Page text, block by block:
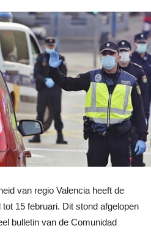
van regio Valencia heeft de
15 februari. Dit stond afgelopen
bulletin van de Comunidad